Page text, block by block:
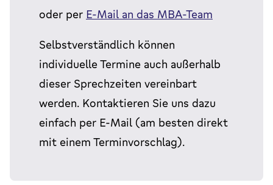
oder per E-Mail an das MBA-Team
Selbstverständlich können
individuelle Termine auch außerhalb
dieser Sprechzeiten vereinbart
werden. Kontaktieren Sie uns dazu
einfach per E-Mail (am besten direkt
mit einem Terminvorschlag).